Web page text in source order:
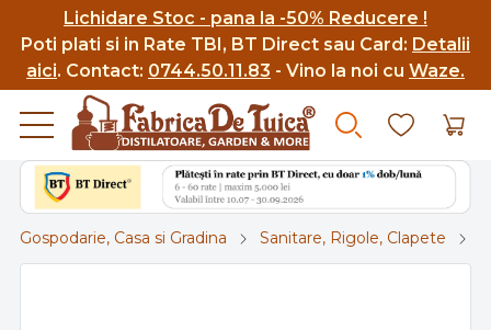
Lichidare Stoc - pana la -50% Reducere !
Poti plati si in Rate TBI, BT Direct sau Card: Detalii
aici. Contact: 0744.50.11.83 - Vino la noi cu Waze.
Gospodarie, Casa si Gradina Sanitare, Rigole, Clapete